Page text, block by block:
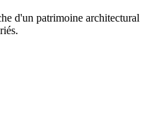
d'un patrimoine architectural